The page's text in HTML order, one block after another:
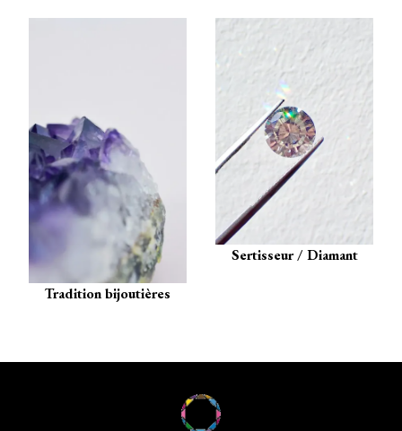
Tradition bijoutières
Sertisseur / Diamant